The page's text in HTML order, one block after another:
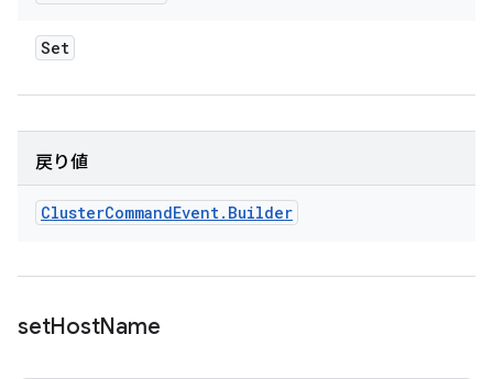
Set
戻り値
ClusterCommandEvent. Builder
setHostName